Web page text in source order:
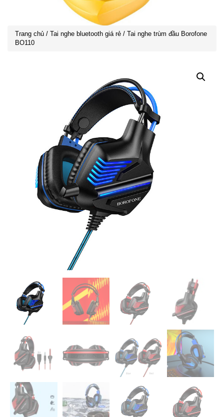
Trang chủ / Tai nghe bluetooth giá rẻ / Tai nghe trùm đầu Borofone
BO110